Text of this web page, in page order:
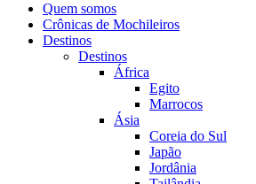
Quem somos
Crônicas de Mochileiros
Destinos
Destinos
África
Egito
Marrocos
Ásia
Coreia do Sul
Japão
Jordânia